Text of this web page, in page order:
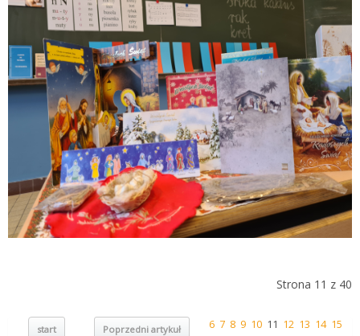
Strona 11 z 40
start Poprzedni artykuł 6 7 8 9 10 11 12 13 14 15